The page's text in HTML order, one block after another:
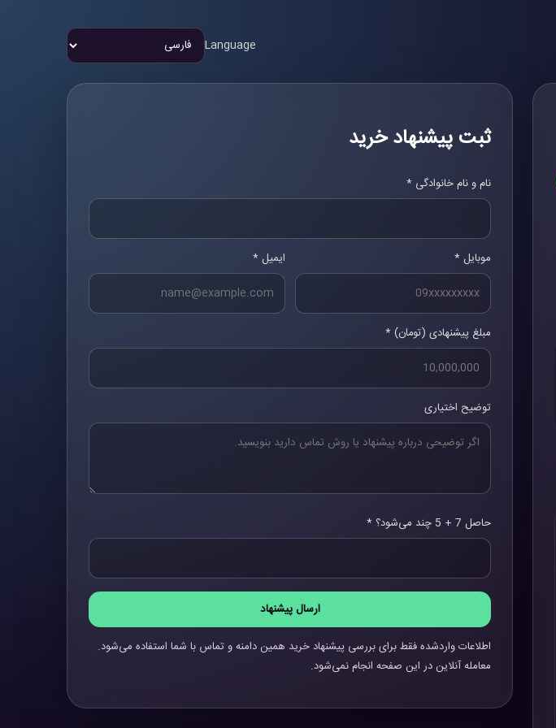
Language
ثبت پیشنهاد خرید
نام و نام خانوادگی *
موبایل * ایمیل *
مبلغ پیشنهادی (تومان) *
توضیح اختیاری
حاصل 7 + 5 چند می‌شود؟ *
ارسال پیشنهاد
اطلاعات واردشده فقط برای بررسی پیشنهاد خرید همین دامنه و تماس با شما استفاده می‌شود.
معامله آنلاین در این صفحه انجام نمی‌شود.